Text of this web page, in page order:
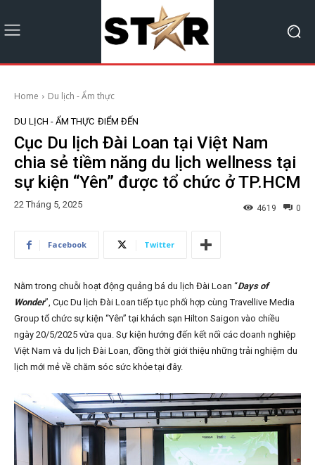
Home Du lịch - Ẩm thực
DU LỊCH - ẨM THỰC ĐIỂM ĐẾN
Cục Du lịch Đài Loan tại Việt Nam
chia sẻ tiềm năng du lịch wellness tại
sự kiện “Yên” được tổ chức ở TP.HCM
22 Tháng 5, 2025 0
4619
Facebook Twitter
Nằm trong chuỗi hoạt động quảng bá du lịch Đài Loan “Days of
Wonder”, Cục Du lịch Đài Loan tiếp tục phối hợp cùng Travellive Media
Group tổ chức sự kiện “Yên” tại khách sạn Hilton Saigon vào chiều
ngày 20/5/2025 vừa qua. Sự kiện hướng đến kết nối các doanh nghiệp
Việt Nam và du lịch Đài Loan, đồng thời giới thiệu những trải nghiệm du
lịch mới mẻ về chăm sóc sức khỏe tại đây.